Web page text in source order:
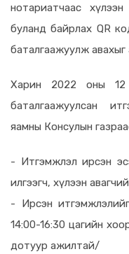
нотариатчаас
буланд байрлах QR
баталгаажуулж авахыг
Харин 2022 оны 12
баталгаажуулсан
яамны Консулын
- Итгэмжлэл ирсэн
илгээгч, хүлээн
- Ирсэн
14:00-16:30 цагийн
дотуур ажилтай/